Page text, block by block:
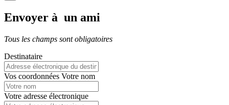
Envoyer à un ami
Tous les champs sont obligatoires
Destinataire
Vos coordonnées Votre nom
Votre adresse électronique